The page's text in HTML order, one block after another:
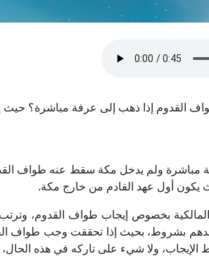
القدوم إذا ذهب إلى عرفة مباشرة؟ حيث
مباشرة ولم يدخل مكة سقط عنه طواف
يكون أول عهد القادم من خارج مكة.
بخصوص إيجاب طواف القدوم،
بشروط، بحيث إذا تحققت وجب طواف
الإيجاب، ولا شيء على تاركه في هذه